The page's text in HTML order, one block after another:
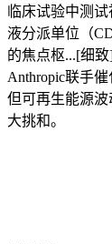
临床试验中测
液分派单位（
的焦点枢...[细
Anthropic联手催
但可再生能源
大挑和。